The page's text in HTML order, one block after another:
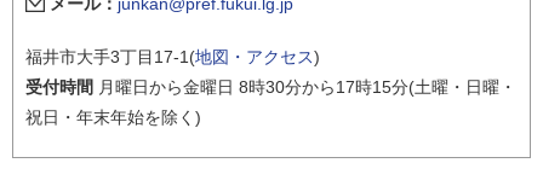
福井市大手3丁目17-1(地図・アクセス)
受付時間 月曜日から金曜日 8時30分から17時15分(土曜・日曜・
祝日・年末年始を除く)